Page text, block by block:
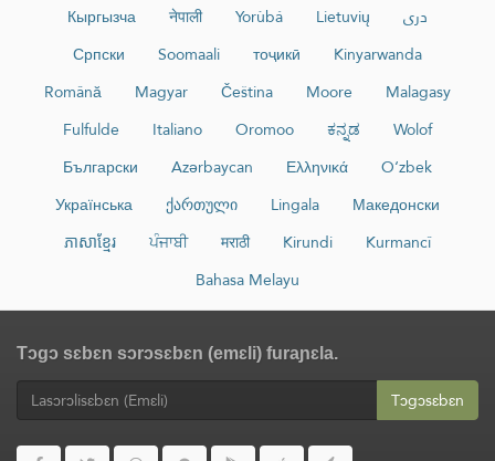
Кыргызча
नेपाली Yorùbá Lietuvių
دری
Српски
Soomaali тоҷикӣ
Kinyarwanda
Română
Magyar Čeština Moore
Malagasy
Fulfulde
Italiano Oromoo ಕನ್ನಡ
Wolof
Български
Azərbaycan Ελληνικά
O‘zbek
Українська
ქართული Lingala
Македонски
ភាសាខ្មែរ
ਪੰਜਾਬੀ मराठी Kirundi
Kurmancî
Bahasa Melayu
Tɔgɔ sɛbɛn sɔrɔsɛbɛn (emɛli) furaɲɛla.
Tɔgɔsɛbɛn